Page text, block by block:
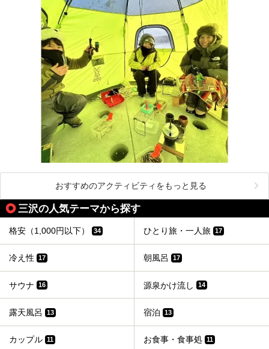
おすすめのアクティビティをもっと見る
三沢の人気テーマから探す
格安（1,000円以下） 34 ひとり旅・一人旅 17
冷え性 17 朝風呂 17
サウナ 16 源泉かけ流し 14
露天風呂 13 宿泊 13
カップル 11 お食事・食事処 11